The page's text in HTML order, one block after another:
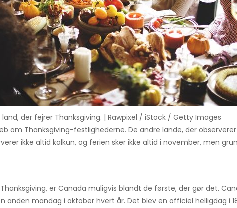
land, der fejrer Thanksgiving. | Rawpixel / iStock / Getty Images
om Thanksgiving-festlighederne. De andre lande, der
ikke altid kalkun, og ferien sker ikke altid i november, men
er Canada muligvis blandt de første, der gør det.
anden mandag i oktober hvert år. Det blev en officiel helligdag i